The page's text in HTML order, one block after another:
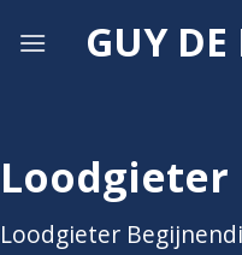
GUY
Loodgieter